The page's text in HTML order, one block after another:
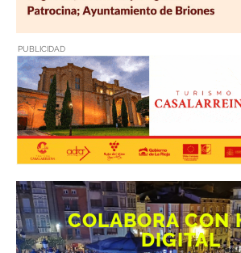
PUBLICIDAD
COLABORA CON
DIGITAL